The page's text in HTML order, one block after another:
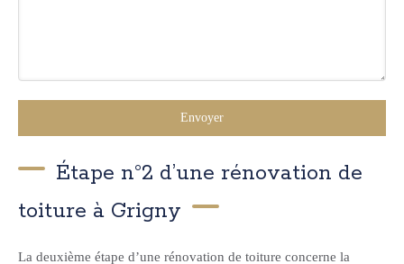
Envoyer
Étape n°2 d’une rénovation de
toiture à Grigny
La deuxième étape d’une rénovation de toiture concerne la